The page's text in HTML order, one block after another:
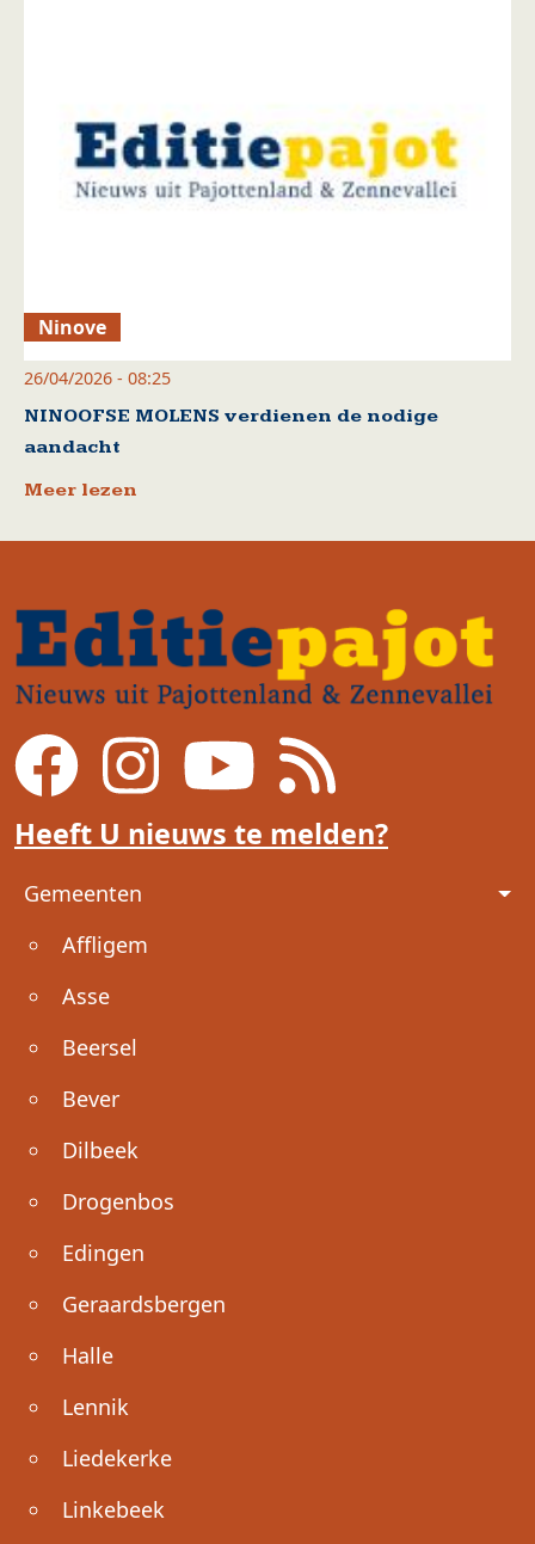
Ninove
26/04/2026 - 08:25
NINOOFSE MOLENS verdienen de nodige
aandacht
Meer lezen
Heeft U nieuws te melden?
Voet
Gemeenten
Affligem
Asse
Beersel
Bever
Dilbeek
Drogenbos
Edingen
Geraardsbergen
Halle
Lennik
Liedekerke
Linkebeek